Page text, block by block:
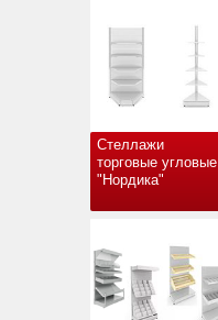
Стеллажи
торговые угловые
"Нордика"